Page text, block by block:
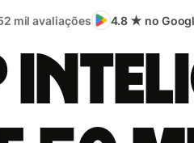
mil avaliações 4.8 ★ no